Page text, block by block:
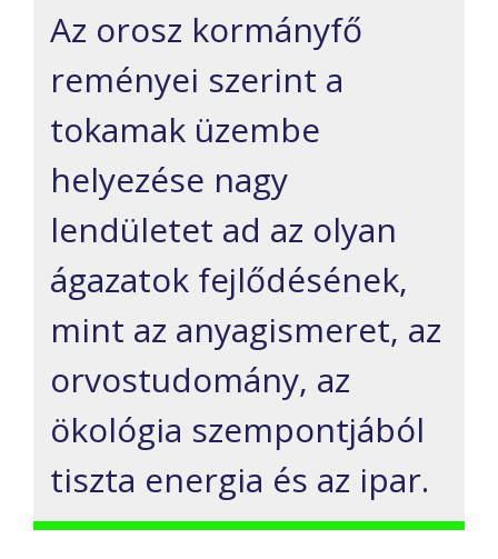
Az orosz kormányfő
reményei szerint a
tokamak üzembe
helyezése nagy
lendületet ad az olyan
ágazatok fejlődésének,
mint az anyagismeret, az
orvostudomány, az
ökológia szempontjából
tiszta energia és az ipar.